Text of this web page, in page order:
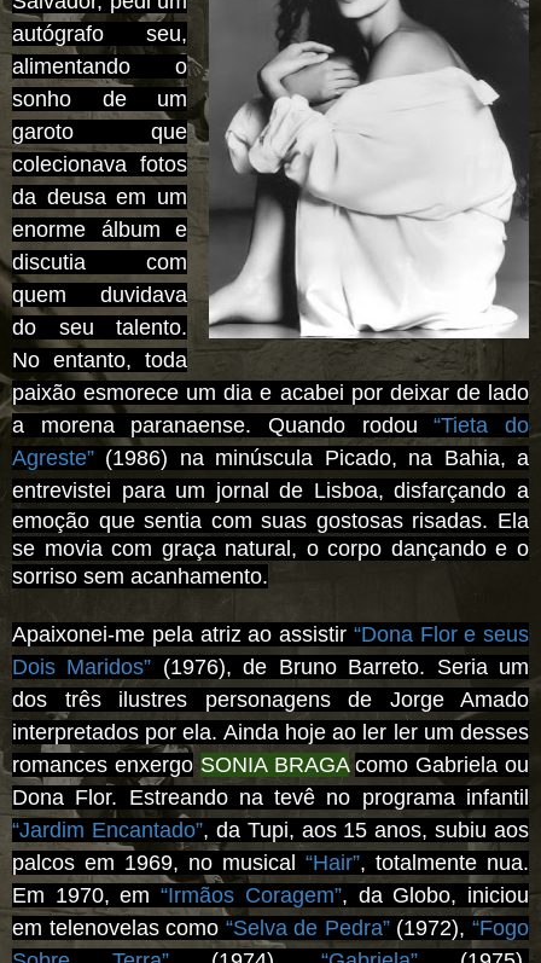
autógrafo seu,
alimentando o
sonho de um
garoto que
colecionava fotos
da deusa em um
enorme álbum e
discutia com
quem duvidava
do seu talento.
No entanto, toda
paixão esmorece um dia e acabei por deixar de lado
a morena paranaense. Quando rodou“Tieta do
Agreste” (1986) na minúscula Picado, na Bahia, a
entrevistei para um jornalde Lisboa, disfarçando a
emoção que sentia com suas gostosas risadas. Ela
se movia com graça natural, o corpo dançando e o
sorriso sem acanhamento.
Apaixonei-me pela atriz ao assistir “Dona Flor e seus
Dois Maridos” (1976), de Bruno Barreto. Seria um
dos três ilustres personagens de Jorge Amado
interpretados por ela. Ainda hoje ao ler ler um desses
romances enxergo SONIA BRAGA como Gabriela ou
Dona Flor. Estreando na tevê no programa infantil
“Jardim Encantado”, da Tupi, aos 15 anos, subiu aos
palcos em 1969, no musical “Hair”, totalmente nua.
Em 1970, em“Irmãos Coragem”, da Globo, iniciou
em telenovelas como “Selva de Pedra”(1972),“Fogo